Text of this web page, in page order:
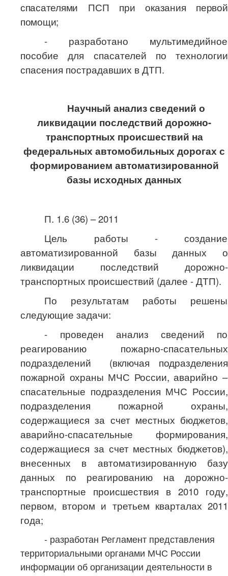
спасателями ПСП при оказания первой
помощи;
- разработано мультимедийное
пособие для спасателей по технологии
спасения пострадавших в ДТП.
Научный анализ сведений о
ликвидации последствий дорожно-
транспортных происшествий на
федеральных автомобильных дорогах с
формированием автоматизированной
базы исходных данных
П. 1.6 (36) – 2011
Цель работы - создание
автоматизированной базы данных о
ликвидации последствий дорожно-
транспортных происшествий (далее - ДТП).
По результатам работы решены
следующие задачи:
- проведен анализ сведений по
реагированию пожарно-спасательных
подразделений
(включая подразделения
пожарной охраны МЧС России,аварийно –
спасательные подразделения МЧС России,
подразделения пожарной охраны,
содержащиеся за счет местных бюджетов,
аварийно-спасательные формирования,
содержащиеся за счет местных бюджетов),
внесенных в автоматизированную базу
данных по реагированию на дорожно-
транспортные происшествия в 2010 году,
первом, втором и третьем кварталах 2011
года;
- разработан Регламент представления
территориальными органами МЧС России
информации об организации деятельности в